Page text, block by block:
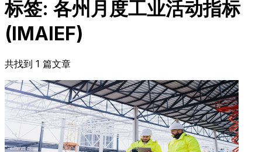
标签: 各州月度工业活动指标
(IMAIEF)
共找到 1 篇文章